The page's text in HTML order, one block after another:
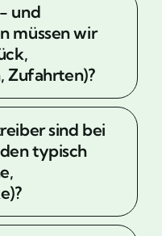
und
müssen wir
Zufahrten)?
sind bei
typisch